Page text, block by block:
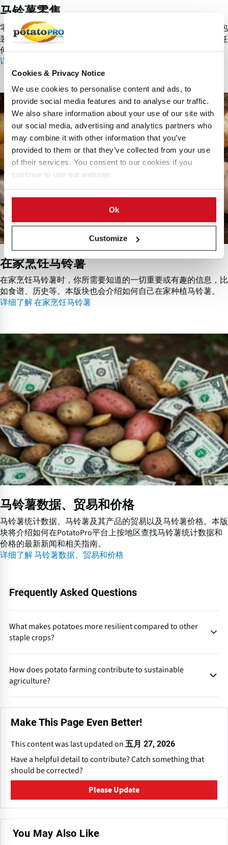
Cookies & Privacy Notice
We use cookies to personalise content and ads, to
provide social media features and to analyse our traffic.
We also share information about your use of our site with
our social media, advertising and analytics partners who
may combine it with other information that you’ve
provided to them or that they’ve collected from your use
of their services. You consent to our cookies if you
continue to use our website.
Ok
Customize
马铃薯零售
零售业中马铃薯都是如何呈现给消费者的？马铃薯品种繁多，包
装的大小也透露其用途和推广信息。我们会突出强调这方面的任
何新动向！
详细了解 马铃薯零售
在
家
烹
饪
马
在家烹饪马铃薯
在家烹饪马铃薯时，你所需要知道的一切重要或有趣的信息，比
如食谱、历史等。本版块也会介绍如何自己在家种植马铃薯。
详细了解 在家烹饪马铃薯
薯
数
据
、
贸
易
和
价
格
马铃薯数据、贸易和价格
马铃薯统计数据、马铃薯及其产品的贸易以及马铃薯价格。本版
块将介绍如何在PotatoPro平台上按地区查找马铃薯统计数据和
价格的最新新闻和相关指南。
详细了解 马铃薯数据、贸易和价格
Frequently Asked Questions
What makes potatoes more resilient compared to other
staple crops?
produce high yields per hectare, making them a dependable
food source even under changing environmental conditions.
How does potato farming contribute to sustainable
agriculture?
cycles and promotes long-term soil health, aligning with
sustainable farming goals.
Make This Page Even Better!
This content was last updated on 五月 27, 2026
Have a helpful detail to contribute? Catch something that
should be corrected?
Please Update
You May Also Like